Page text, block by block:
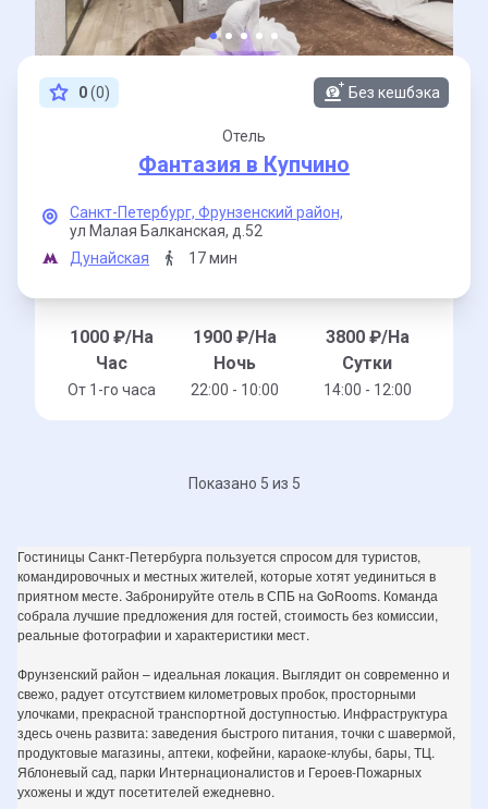
0(0) Без кешбэка
Отель
Фантазия в Купчино
Санкт-Петербург, Фрунзенский район,
ул Малая Балканская, д.52
Дунайская
17 мин
1000₽/На
Час
От 1-го часа
1900 ₽/На
Ночь
22:00 - 10:00
3800₽/На
Сутки
14:00 - 12:00
Показано 5 из 5
Гостиницы Санкт-Петербурга пользуется спросом для туристов,
командировочных и местных жителей, которые хотят уединиться в
приятном месте. Забронируйте отель в СПБ на GoRooms. Команда
собрала лучшие предложения для гостей, стоимость без комиссии,
реальные фотографии и характеристики мест.
Фрунзенский район – идеальная локация. Выглядит он современно и
свежо, радует отсутствием километровых пробок, просторными
улочками, прекрасной транспортной доступностью. Инфраструктура
здесь очень развита: заведения быстрого питания, точки с шавермой,
продуктовые магазины, аптеки, кофейни, караоке-клубы, бары, ТЦ.
Яблоневый сад, парки Интернационалистов и Героев-Пожарных
ухожены и ждут посетителей ежедневно.